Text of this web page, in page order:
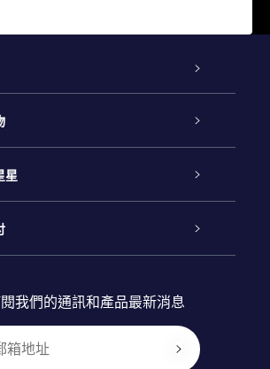
物
星
Page
我們的通訊和產品最新消息